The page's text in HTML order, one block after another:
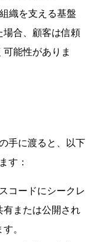
織を支える基盤
場合、顧客は信頼
能性がありま
手に渡ると、以下
す：
コードにシークレ
有または公開され
。